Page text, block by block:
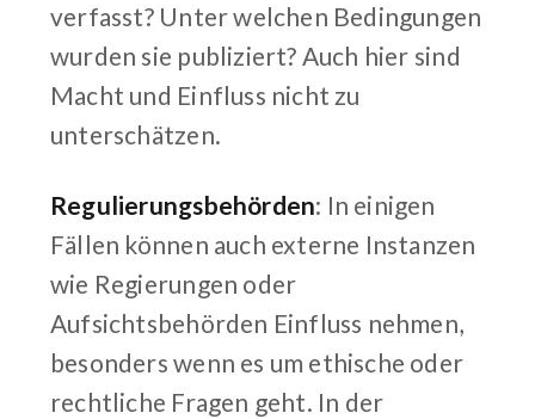
verfasst? Unter welchen Bedingungen
wurden sie publiziert? Auch hier sind
Macht und Einfluss nicht zu
unterschätzen.
Regulierungsbehörden: In einigen
Fällen können auch externe Instanzen
wie Regierungen oder
Aufsichtsbehörden Einfluss nehmen,
besonders wenn es um ethische oder
rechtliche Fragen geht. In der